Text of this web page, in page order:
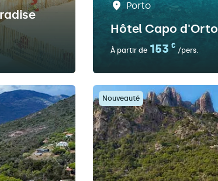
Porto
Hôtel Capo d'Orto
À partir de 153 €
/pers.
Nouveauté